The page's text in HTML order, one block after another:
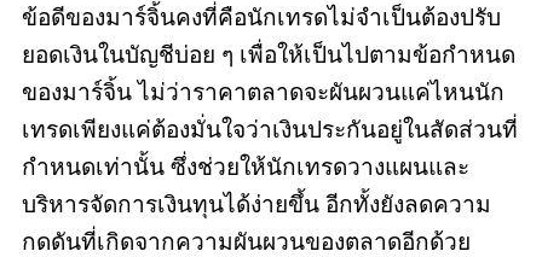
ข้อดีของมาร์จิ้นคงที่คือนักเทรดไม่จำเป็นต้องปรับ
ยอดเงินในบัญชีบ่อย ๆ เพื่อให้เป็นไปตามข้อกำหนด
ของมาร์จิ้น ไม่ว่าราคาตลาดจะผันผวนแค่ไหนนัก
เทรดเพียงแค่ต้องมั่นใจว่าเงินประกันอยู่ในสัดส่วนที่
กำหนดเท่านั้น ซึ่งช่วยให้นักเทรดวางแผนและ
บริหารจัดการเงินทุนได้ง่ายขึ้น อีกทั้งยังลดความ
กดดันที่เกิดจากความผันผวนของตลาดอีกด้วย